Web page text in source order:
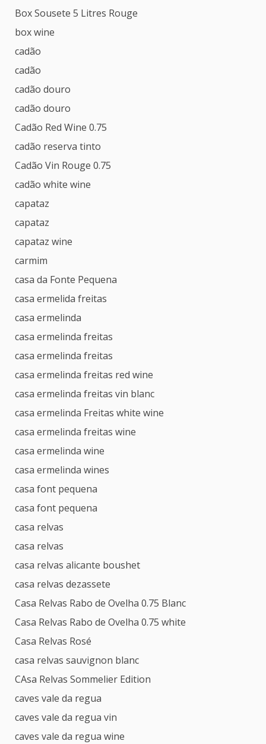
Box Sousete 5 Litres Rouge
box wine
cadão
cadão
cadão douro
cadão douro
Cadão Red Wine 0.75
cadão reserva tinto
Cadão Vin Rouge 0.75
cadão white wine
capataz
capataz
capataz wine
carmim
casa da Fonte Pequena
casa ermelida freitas
casa ermelinda
casa ermelinda freitas
casa ermelinda freitas
casa ermelinda freitas red wine
casa ermelinda freitas vin blanc
casa ermelinda Freitas white wine
casa ermelinda freitas wine
casa ermelinda wine
casa ermelinda wines
casa font pequena
casa font pequena
casa relvas
casa relvas
casa relvas alicante boushet
casa relvas dezassete
Casa Relvas Rabo de Ovelha 0.75 Blanc
Casa Relvas Rabo de Ovelha 0.75 white
Casa Relvas Rosé
casa relvas sauvignon blanc
CAsa Relvas Sommelier Edition
caves vale da regua
caves vale da regua vin
caves vale da regua wine